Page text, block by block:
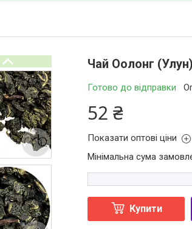
Чай Оолонг
Готово до відправки
52 ₴
Показати оптові ціни
Мінімальна сума
Купити